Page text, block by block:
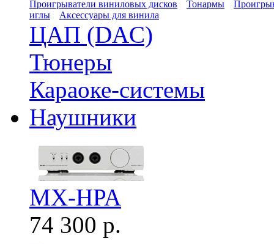
Проигрыватели виниловых дисков Тонармы
иглы
Аксессуары для винила
ЦАП (DAC)
Тюнеры
Караоке-системы
Наушники
MX-HPA
74 300 р.